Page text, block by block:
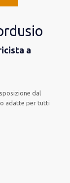
a
dal
adatte pertutti